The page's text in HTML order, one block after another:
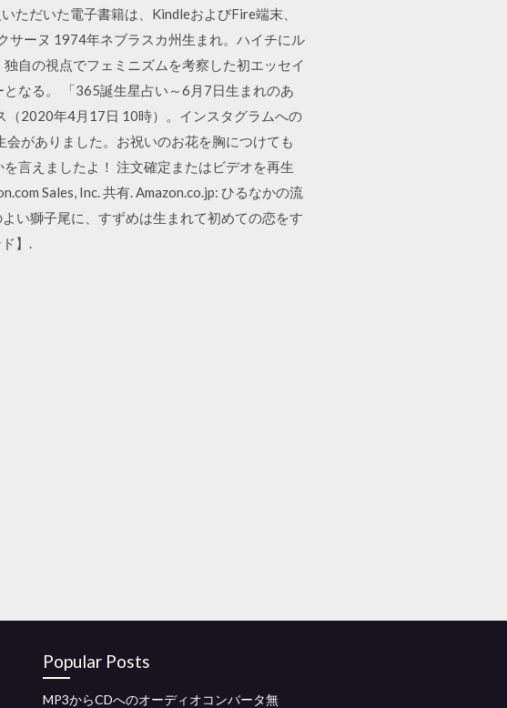
ただいた電子書籍は、KindleおよびFire端末、
サーヌ 1974年ネブラスカ州生まれ。ハイチにル
自の視点でフェミニズムを考察した初エッセイ
なる。 「365誕生星占い～6月7日生まれのあ
（2020年4月17日 10時）。インスタグラムへの
がありました。お祝いのお花を胸につけても
言えましたよ！ 注文確定またはビデオを再生
Sales, Inc. 共有. Amazon.co.jp: ひるなかの流
い獅子尾に、すずめは生まれて初めての恋をす
】.
Popular Posts
MP3からCDへのオーディオコンバータ無